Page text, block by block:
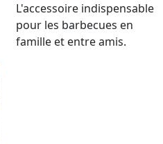
L'accessoire indispensable
pour les barbecues en
famille et entre amis.